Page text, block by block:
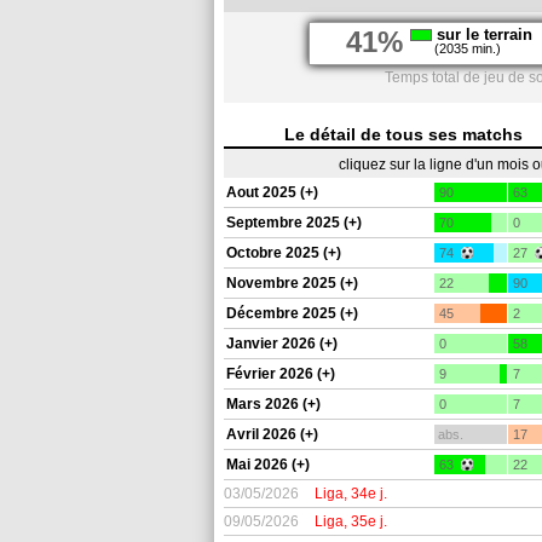
41% sur le terrain
(2035 min.)
Temps total de jeu de
Le détail de tous ses matchs
cliquez sur la ligne d'un mois
Aout 2025 (+)
90 63
Septembre 2025 (+) 70 0
Octobre 2025 (+) 74 27
Novembre 2025 (+) 22 90
Décembre 2025 (+) 45 2
Janvier 2026 (+) 0 58
Février 2026 (+) 9 7
Mars 2026 (+) 0 7
Avril 2026 (+) abs. 17
Mai 2026 (+) 63 22
03/05/2026 Liga, 34e j.
09/05/2026
Liga, 35e j.